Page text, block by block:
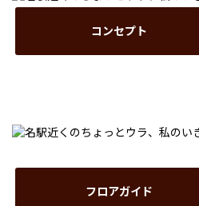
コンセプト
フロアガイド